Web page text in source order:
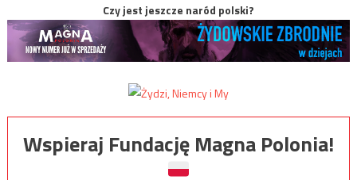
Czy jest jeszcze naród polski?
Wspieraj Fundację Magna Polonia!